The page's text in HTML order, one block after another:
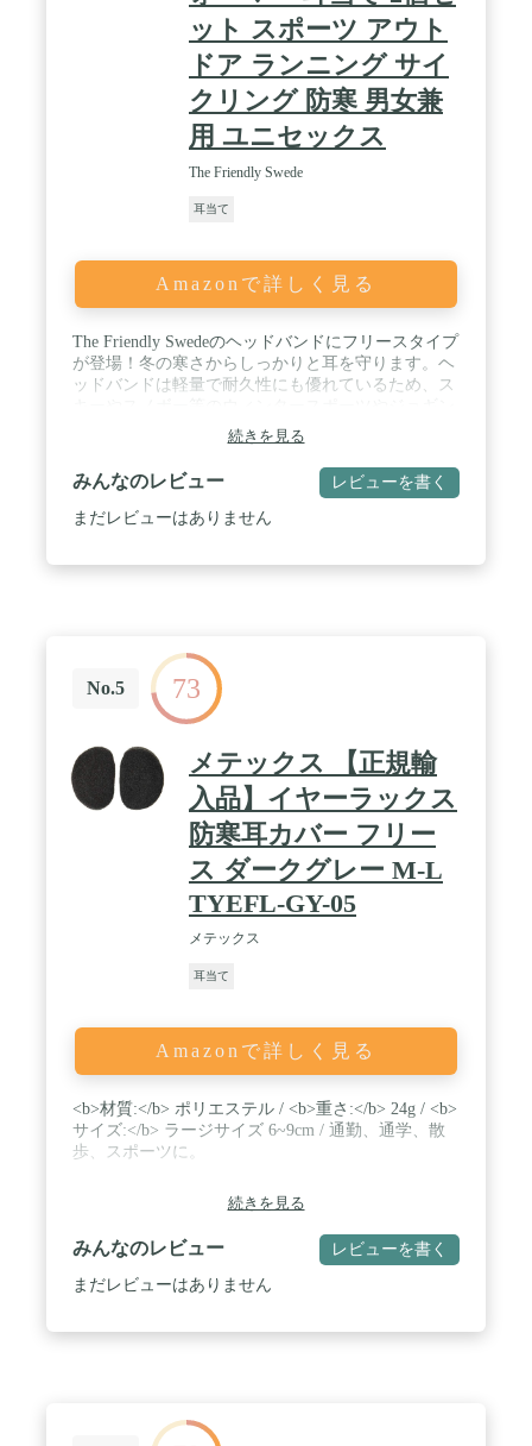
ット スポーツ アウト
ドア ランニング サイ
クリング 防寒 男女兼
用 ユニセックス
The Friendly Swede
耳当て
Amazonで詳しく見る
The Friendly Swedeのヘッドバンドにフリースタイプ
が登場！冬の寒さからしっかりと耳を守ります。ヘ
ッドバンドは軽量で耐久性にも優れているため、ス
グやハイキングにも快適にご使用できます。 / スト
レッチ性のある素材で頭にしっかりフィット。フリ
ース＆ポリエステル素材を使用することで高い伸縮
性と耐久性を実現。メンズ・レディース問わず使用
できるワンサイズ＆ユニセックス仕様。※小さなお
す。ヘッドバンドは洗濯機洗いが可能です（30℃推
奨）。色落ちする場合がございますのでヘッドバン
ドのみで別洗いするか、同じような色のものと一緒
に洗濯してください。綿製品との洗濯や、漂白剤、
柔軟剤のご使用はお控えください。 / 【フレンドリ
ー スウィードのカスタマーサービスでの対応】The
Friendly Swedeではお客様に喜んで頂ける製品、サ
ービスをご提供させていただくために最大限の努力
を尽くしております。万が一弊社製品にご満足いた
だけない場合はお気軽にカスタマーサービスまでご
連絡下さい。 24時間以内に折り返しご連絡いたしま
続きを見る
みんなのレビュー レビューを書く
まだレビューはありません
No.5 73
メテックス 【正規輸
入品】イヤーラックス
防寒耳カバー フリー
ス ダークグレー M-L
TYEFL-GY-05
メテックス
耳当て
Amazonで詳しく見る
<b>材質:</b> ポリエステル / <b>重さ:</b> 24g / <b>
サイズ:</b> ラージサイズ 6~9cm / 通勤、通学、散
歩、スポーツに。
続きを見る
みんなのレビュー レビューを書く
まだレビューはありません